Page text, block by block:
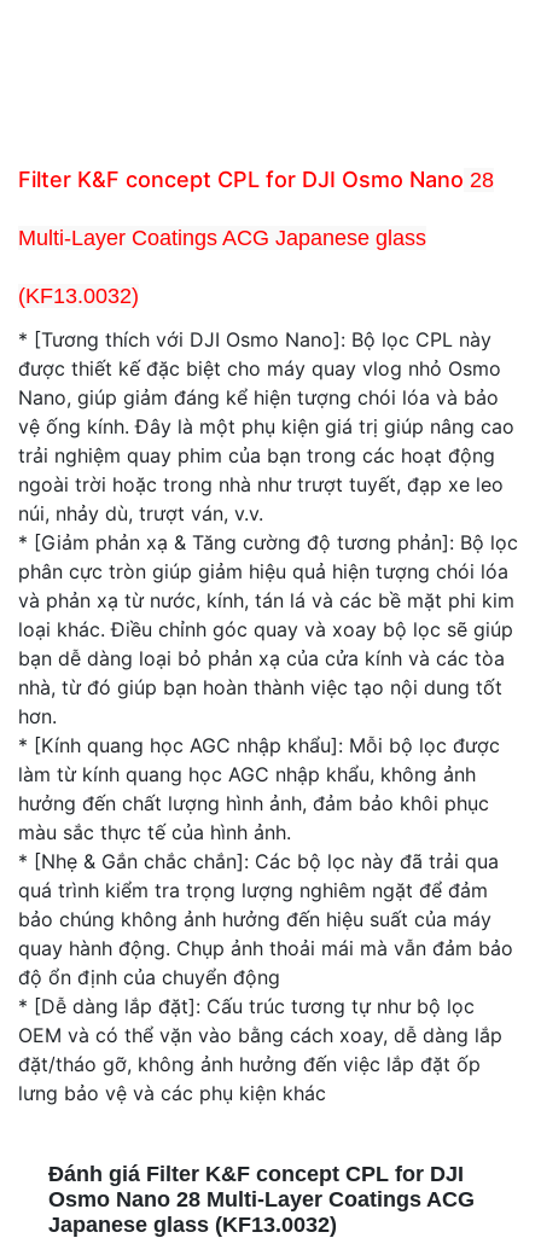
Filter K&F concept CPL for DJI Osmo Nano 28
Multi-Layer Coatings ACG Japanese glass
(KF13.0032)
* [Tương thích với DJI Osmo Nano]: Bộ lọc CPL này
được thiết kế đặc biệt cho máy quay vlog nhỏ Osmo
Nano, giúp giảm đáng kể hiện tượng chói lóa và bảo
vệ ống kính. Đây là một phụ kiện giá trị giúp nâng cao
trải nghiệm quay phim của bạn trong các hoạt động
ngoài trời hoặc trong nhà như trượt tuyết, đạp xe leo
núi, nhảy dù, trượt ván, v.v.
* [Giảm phản xạ & Tăng cường độ tương phản]: Bộ lọc
phân cực tròn giúp giảm hiệu quả hiện tượng chói lóa
và phản xạ từ nước, kính, tán lá và các bề mặt phi kim
loại khác. Điều chỉnh góc quay và xoay bộ lọc sẽ giúp
bạn dễ dàng loại bỏ phản xạ của cửa kính và các tòa
nhà, từ đó giúp bạn hoàn thành việc tạo nội dung tốt
hơn.
* [Kính quang học AGC nhập khẩu]: Mỗi bộ lọc được
làm từ kính quang học AGC nhập khẩu, không ảnh
hưởng đến chất lượng hình ảnh, đảm bảo khôi phục
màu sắc thực tế của hình ảnh.
* [Nhẹ & Gắn chắc chắn]: Các bộ lọc này đã trải qua
quá trình kiểm tra trọng lượng nghiêm ngặt để đảm
bảo chúng không ảnh hưởng đến hiệu suất của máy
quay hành động. Chụp ảnh thoải mái mà vẫn đảm bảo
độ ổn định của chuyển động
* [Dễ dàng lắp đặt]: Cấu trúc tương tự như bộ lọc
OEM và có thể vặn vào bằng cách xoay, dễ dàng lắp
đặt/tháo gỡ, không ảnh hưởng đến việc lắp đặt ốp
lưng bảo vệ và các phụ kiện khác
Đánh giá Filter K&F concept CPL for DJI
Osmo Nano 28 Multi-Layer Coatings ACG
Japanese glass (KF13.0032)